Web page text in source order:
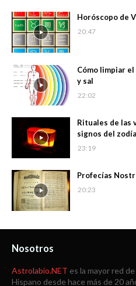
Horóscopo de
20:47
Cómo limpiar
y sal
22:02
Rituales de las
signos del
23:19
Profecías
20:23
Nosotros
Astrolabio.NET es la mayor red
Hispano desde hace más de 20